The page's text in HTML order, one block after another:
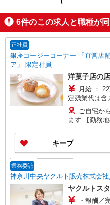
掲載
6件のこの求人と職種が
正社員
銀座コージーコーナー 「直営店
ア」 限定社員
洋菓子店の
月給 ：
定残業代は
支給 ※経験
【手当】 ・
勤務手当 ・
後） ・通勤手当 【昇給】 昇給あり（4
与】 年2回（
ご自宅か
ます 【勤務地の変更範囲】 当社関連勤務地（転居
キープ
業務委託
神奈川中央ヤクルト販売株式会
ヤクルトス
・報酬／